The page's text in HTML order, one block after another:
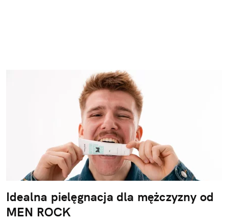
Idealna pielęgnacja dla mężczyzny od
MEN ROCK